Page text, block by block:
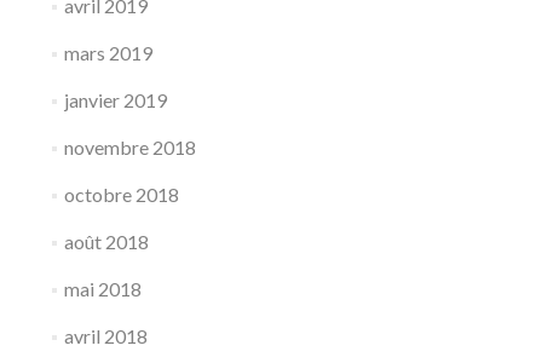
avril 2019
mars 2019
janvier 2019
novembre 2018
octobre 2018
août 2018
mai 2018
avril 2018